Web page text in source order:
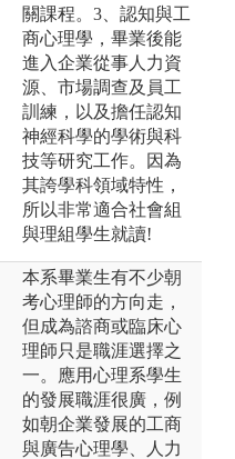
關課程。3、認知與工
商心理學，畢業後能
進入企業從事人力資
源、市場調查及員工
訓練，以及擔任認知
神經科學的學術與科
技等研究工作。因為
其誇學科領域特性，
所以非常適合社會組
與理組學生就讀!
本系畢業生有不少朝
考心理師的方向走，
但成為諮商或臨床心
理師只是職涯選擇之
一。應用心理系學生
的發展職涯很廣，例
如朝企業發展的工商
與廣告心理學、人力